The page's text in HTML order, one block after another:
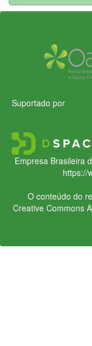
Suportado por
Empresa Brasileira
https://
O conteúdo do
Creative Commons